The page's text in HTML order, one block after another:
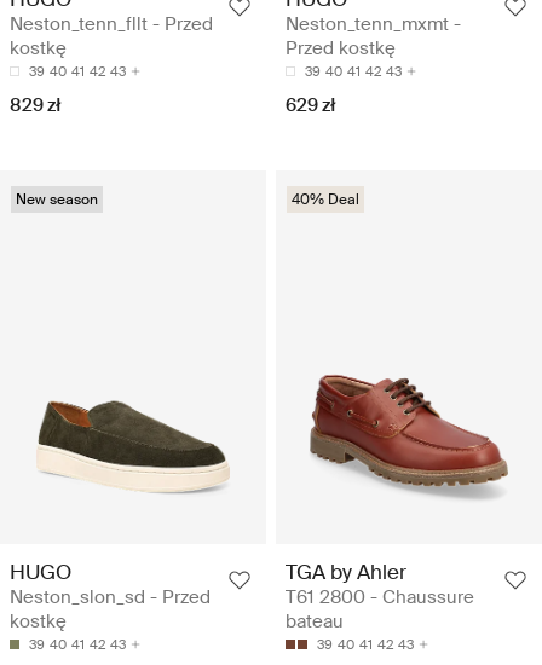
Neston_tenn_fllt - Przed
kostkę
39 40 41 42 43
829 zł
Neston_tenn_mxmt -
Przed kostkę
39 40 41 42 43
629 zł
New season
HUGO
Neston_slon_sd - Przed
kostkę
39 40 41 42 43
40% Deal
TGA by Ahler
T61 2800 - Chaussure
bateau
39 40 41 42 43